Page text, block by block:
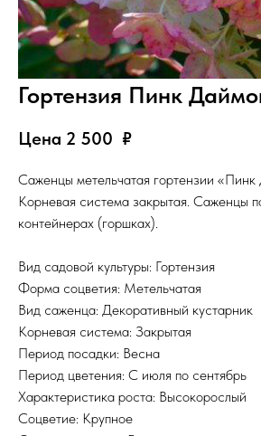
Гортензия Пинк
Цена 2 500 ₽
Саженцы метельчатая гортензии
Корневая система закрытая. Саженцы
контейнерах (горшках).
Вид садовой культуры: Гортензия
Форма соцветия: Метельчатая
Вид саженца: Декоративный кустарник
Корневая система: Закрытая
Период посадки: Весна
Период цветения: С июля по сентябрь
Характеристика роста: Высокорослый
Соцветие: Крупное